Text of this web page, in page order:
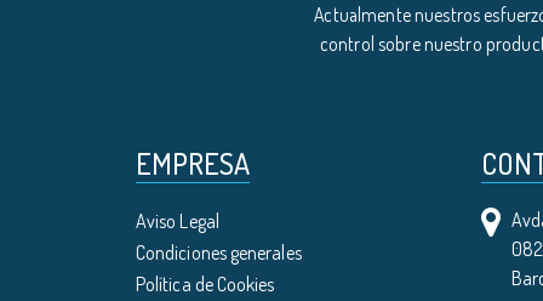
Actualmente nuestros
control sobre nuestro
EMPRESA
Aviso Legal
Condiciones generales
Política de Cookies